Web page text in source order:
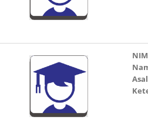
NIM
Asal